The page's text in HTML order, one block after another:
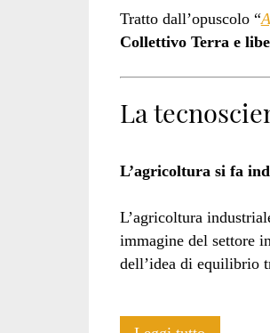
Tratto dall’opuscolo “
Collettivo Terra e
La
L’agricoltura si fa
L’agricoltura
immagine del settore
dell’idea di equilibrio